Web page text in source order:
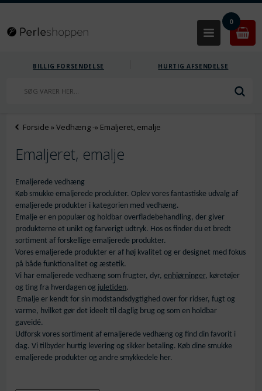
0
BILLIG FORSENDELSE HURTIG AFSENDELSE
Forside »Vedhæng-» Emaljeret, emalje
Emaljeret, emalje
Emaljerede vedhæng
Køb smukke emaljerede produkter. Oplev vores fantastiske udvalg af
emaljerede produkter i kategorien med vedhæng.
Emalje er en populær og holdbar overfladebehandling, der giver
produkterne et unikt og farverigt udtryk. Hos os finder du et bredt
sortiment af forskellige emaljerede produkter.
Vores emaljerede produkter er af høj kvalitet og er designet med fokus
på både funktionalitet og æstetik.
Vi har emaljerede vedhæng som frugter, dyr,enhjørninger, køretøjer
og ting fra hverdagen og juletiden.
Emalje er kendt for sin modstandsdygtighed over for ridser, fugt og
varme, hvilket gør det ideelt til daglig brug og som en holdbar
gaveidé.
Udforsk vores sortiment af emaljerede vedhæng og find din favorit i
dag. Vi tilbyder hurtig levering og sikker betaling. Køb dine smukke
emaljerede produkter og andre smykkedele her.